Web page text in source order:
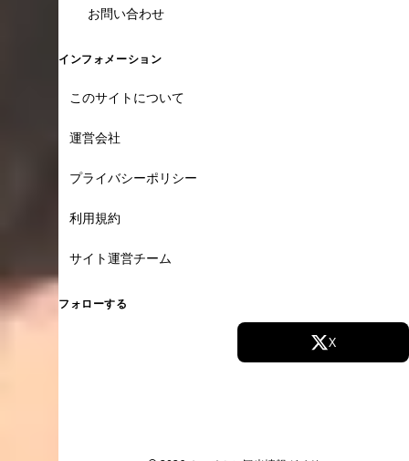
お問い合わせ
インフォメーション
このサイトについて
運営会社
プライバシーポリシー
利用規約
サイト運営チーム
フォローする
X